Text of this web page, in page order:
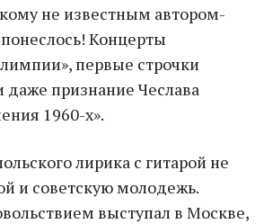
не известным автором-
Концерты
первые строчки
даже признание Чеслава
1960-х».
лирика с гитарой не
и советскую молодежь.
выступал в Москве,